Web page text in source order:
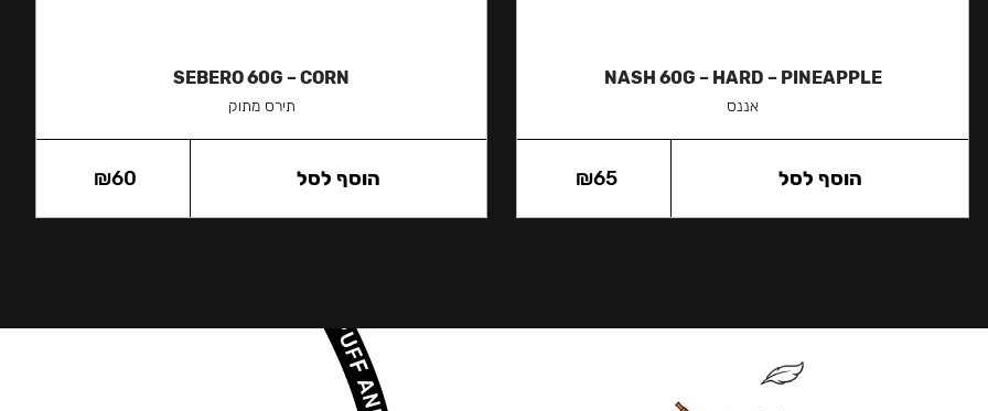
NASH 60G – HARD – PINEAPPLE
אננס
₪65 הוסף לסל
SEBERO 60G – CORN
תירס מתוק
₪60 הוסף לסל